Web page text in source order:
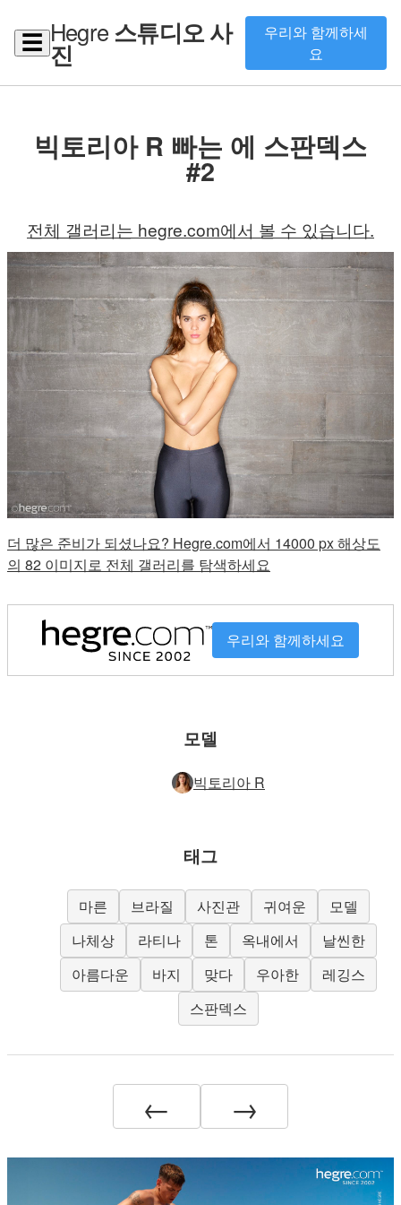
☰ Hegre스튜디오 사
진
우리와 함께하세
요
빅토리아 R 빠는 에 스판덱스
#2
전체 갤러리는 hegre.com에서 볼 수 있습니다.
더 많은 준비가 되셨나요? Hegre.com에서 14000 px 해상도
의 82 이미지로 전체 갤러리를 탐색하세요
우리와 함께하세요
모델
빅토리아 R
태그
마른 브라질 사진관 귀여운
모델
나체상
라티나 톤 옥내에서
날씬한
아름다운
바지 맞다 우아한
레깅스
스판덱스
← →